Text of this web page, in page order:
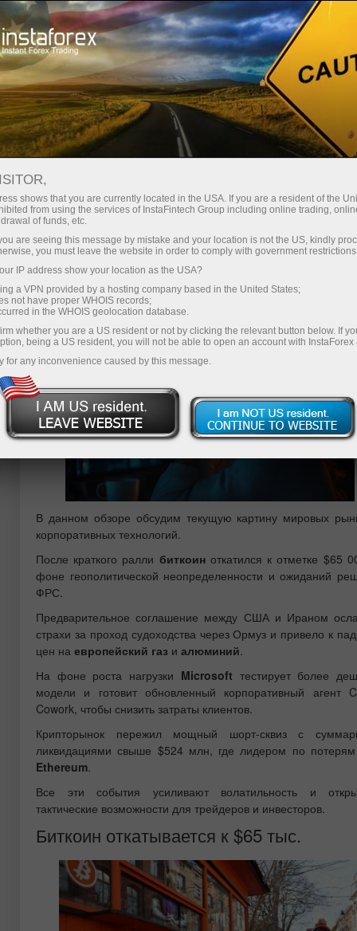
Трейдерлар учун
Форекс аналитика
17.06.2026 14:44
Биткоин, газ и Copilot: три вектора
глобальной волатильности и новые
возможности
В данном обзоре обсудим текущую картину мировых
корпоративных технологий.
После краткого ралли биткоиноткатился к отметке $65
фоне геополитической неопределенности и ожиданий
ФРС.
Предварительное соглашение между США и Ираном
страхи за проход судоходства через Ормуз и привело к
цен на европейский газ и алюминий.
На фоне роста нагрузки Microsoft тестирует более
модели и готовит обновленный корпоративный агент
Cowork, чтобы снизить затраты клиентов.
Крипторынок пережил мощный шорт-сквиз с
ликвидациями свыше $524 млн, где лидером по потерям
Ethereum.
Все эти события усиливают волатильность и
тактические возможности для трейдеров и инвесторов.
Биткоин откатывается к $65 тыс.
shows that you are currently located in the USA. If you are a resident of the
from using the services of InstaFintech Group including online trading,
of funds, etc.
are seeing this message by mistake and your location is not the US, kindly
you must leave the website in order to comply with government
IP address show your location as the USA?
a VPN provided by a hosting company based in the United States;
not have proper WHOIS records;
in the WHOIS geolocation database.
whether you are a US resident or not by clicking the relevant button below. If
being a US resident, you will not be able to open an account with InstaForex
for any inconvenience caused by this message.